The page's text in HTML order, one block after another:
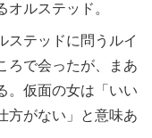
ルステッド。
ステッドに問うルイ
ろで会ったが、まあ
。仮面の女は「いい
方がない」と意味あ